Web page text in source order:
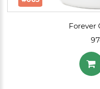
Forever